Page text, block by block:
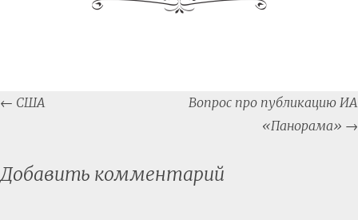
Post
← США
Вопрос про публикацию ИА
«Панорама» →
Добавить комментарий